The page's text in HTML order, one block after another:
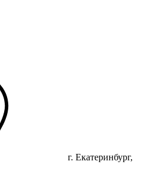
г. Екатеринбург,